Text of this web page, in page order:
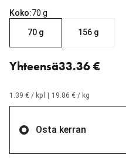
Koko:70 g
70 g 156 g
Yhteensä33.36 €
1.39 € / kpl 19.86 € / kg
Osta kerran